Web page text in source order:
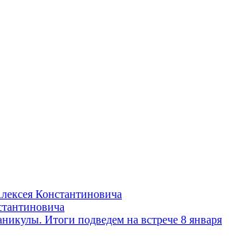
Константиновича
Итоги подведем на встрече 8 января